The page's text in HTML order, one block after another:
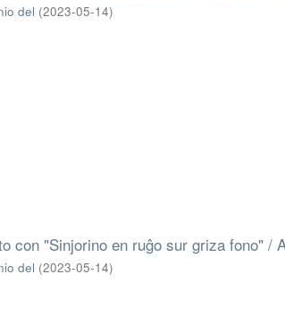
del (2023-05-14)
con "Sinjorino en ruĝo sur griza fono" /
del (2023-05-14)